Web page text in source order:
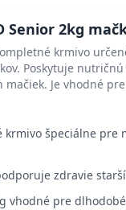
Senior 2kg
krmivo
Poskytuje
mačiek. Je vhodné
krmivo špeciálne pre
zdravie
vhodné pre